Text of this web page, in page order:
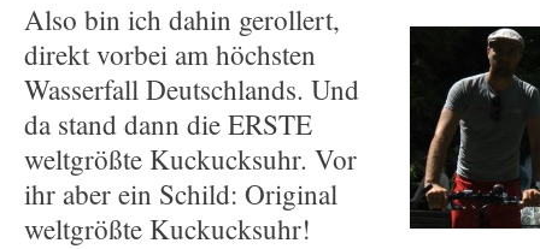
Also bin ich dahin gerollert,
direkt vorbei am höchsten
Wasserfall Deutschlands. Und
da stand dann die ERSTE
weltgrößte Kuckucksuhr. Vor
ihr aber ein Schild: Original
weltgrößte Kuckucksuhr!